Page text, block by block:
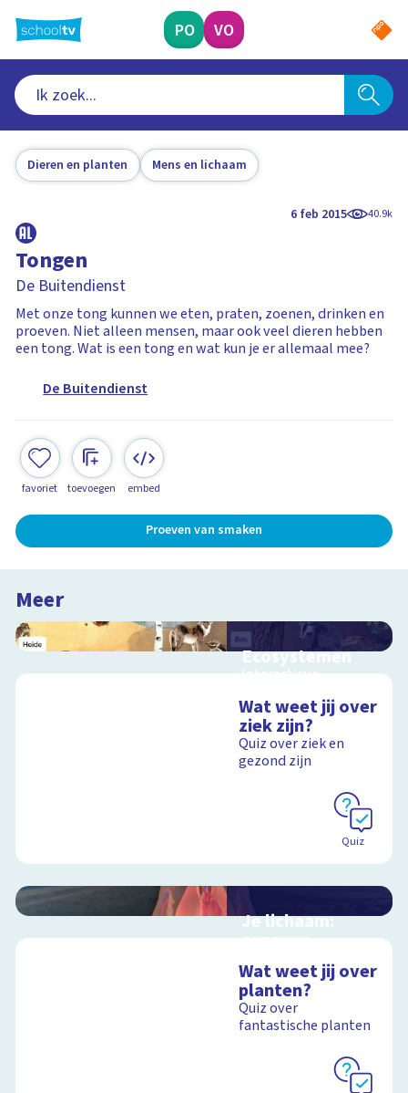
naar
hoofdinhoud
PO VO
Dieren en planten Mens en lichaam
6 feb 2015 40.9k
Tongen
De Buitendienst
Met onze tong kunnen we eten, praten, zoenen, drinken en
proeven. Niet alleen mensen, maar ook veel dieren hebben
een tong. Wat is een tong en wat kun je er allemaal mee?
De Buitendienst
favoriet toevoegen embed
Proeven van smaken
Meer
Ecosystemen
Interactieve
Veluwe
Wat weet jij over
ziek zijn?
Quiz over ziek en
gezond zijn
Quiz
Je lichaam:
organen
schoolplaat langs je
organen
Schoolplaat
Wat weet jij over
planten?
Quiz over
fantastische planten